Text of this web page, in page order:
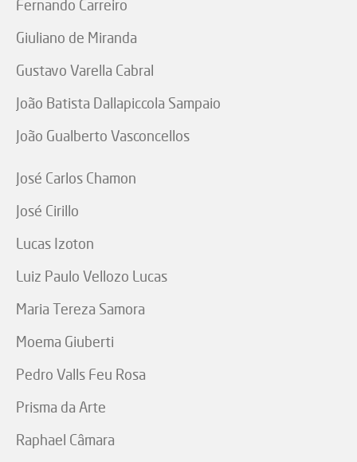
Fernando Carreiro
Giuliano de Miranda
Gustavo Varella Cabral
João Batista Dallapiccola Sampaio
João Gualberto Vasconcellos
José Carlos Chamon
José Cirillo
Lucas Izoton
Luiz Paulo Vellozo Lucas
Maria Tereza Samora
Moema Giuberti
Pedro Valls Feu Rosa
Prisma da Arte
Raphael Câmara